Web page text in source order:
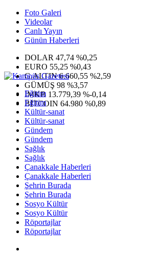
Foto Galeri
Videolar
Canlı Yayın
Günün Haberleri
DOLAR 47,74 %0,25
EURO 55,25 %0,43
G.ALTIN6.660,55 %2,59
GÜMÜŞ 98 %3,57
IMKB 13.779,39 %-0,14
BITCOIN 64.980 %0,89
Eğitim
Eğitim
Kültür-sanat
Kültür-sanat
Gündem
Gündem
Sağlık
Sağlık
Çanakkale Haberleri
Çanakkale Haberleri
Şehrin Burada
Şehrin Burada
Sosyo Kültür
Sosyo Kültür
Röportajlar
Röportajlar